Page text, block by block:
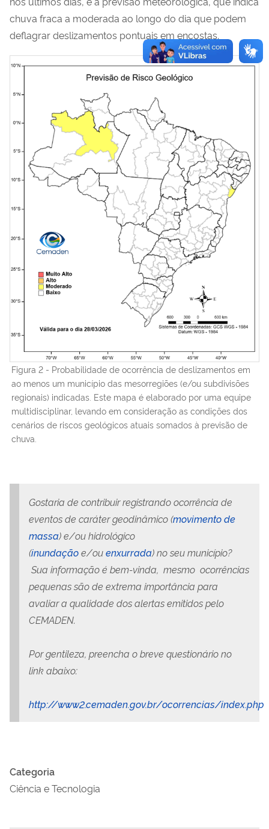
chuva fraca a moderada ao longo do dia que podem
deflagrar deslizamentos pontuais em encostas.
Figura 2 - Probabilidade de ocorrência de deslizamentos em
ao menos um município das mesorregiões (e/ou subdivisões
regionais) indicadas. Este mapa é elaborado por uma equipe
multidisciplinar, levando em consideração as condições dos
cenários de riscos geológicos atuais somados à previsão de
chuva.
Gostaria de contribuir registrando ocorrência de
eventos de caráter geodinâmico (movimento de
massa) e/ou hidrológico
(inundaçãoe/ouenxurrada) no seu município?
Sua informação é bem-vinda, mesmo ocorrências
pequenas são de extrema importância para
avaliar a qualidade dos alertas emitidos pelo
CEMADEN.
Por gentileza, preencha o breve questionário no
link abaixo:
http://www2.cemaden.gov.br/ocorrencias/index.php
Categoria
Ciência e Tecnologia